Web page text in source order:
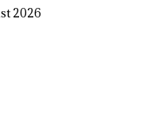
2026